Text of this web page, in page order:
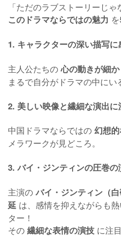
「ただのラブストーリーじゃ
このドラマならではの魅力
1. キャラクターの深い描写に
主人公たちの心の動きが細
まるで自分がドラマの中にい
2. 美しい映像と繊細な演出に
中国ドラマならではの 幻想
メラワークが見どころ。
3. バイ・ジンティンの圧巻の
主演の バイ・ジンティン（
延 は、感情を抑えながらも
ター！
その 繊細な表情の演技 に注